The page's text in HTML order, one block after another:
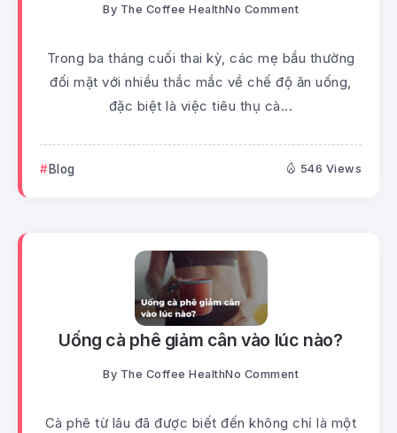
By The Coffee HealthNo Comment
Trong ba tháng cuối thai kỳ, các mẹ bầu thường
đối mặt với nhiều thắc mắc về chế độ ăn uống,
đặc biệt là việc tiêu thụ cà...
Blog 546 Views
Uống cà phê giảm cân vào lúc nào?
By The Coffee HealthNo Comment
Cà phê từ lâu đã được biết đến không chỉ là một